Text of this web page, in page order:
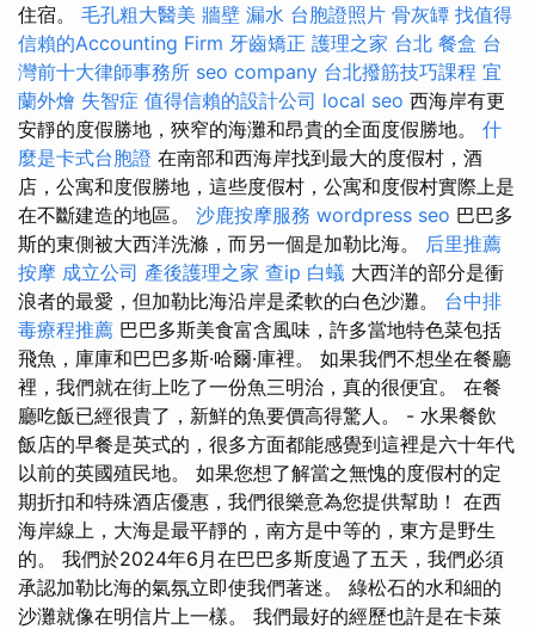
住宿。 毛孔粗大醫美 牆壁 漏水 台胞證照片 骨灰罈 找值得
信賴的Accounting Firm 牙齒矯正 護理之家 台北 餐盒 台
灣前十大律師事務所 seo company 台北撥筋技巧課程 宜
蘭外燴 失智症 值得信賴的設計公司 local seo 西海岸有更
安靜的度假勝地，狹窄的海灘和昂貴的全面度假勝地。 什
麼是卡式台胞證 在南部和西海岸找到最大的度假村，酒
店，公寓和度假勝地，這些度假村，公寓和度假村實際上是
在不斷建造的地區。 沙鹿按摩服務 wordpress seo 巴巴多
斯的東側被大西洋洗滌，而另一個是加勒比海。 后里推薦
按摩 成立公司 產後護理之家 查ip 白蟻 大西洋的部分是衝
浪者的最愛，但加勒比海沿岸是柔軟的白色沙灘。 台中排
毒療程推薦 巴巴多斯美食富含風味，許多當地特色菜包括
飛魚，庫庫和巴巴多斯·哈爾·庫裡。 如果我們不想坐在餐廳
裡，我們就在街上吃了一份魚三明治，真的很便宜。 在餐
廳吃飯已經很貴了，新鮮的魚要價高得驚人。 - 水果餐飲
飯店的早餐是英式的，很多方面都能感覺到這裡是六十年代
以前的英國殖民地。 如果您想了解當之無愧的度假村的定
期折扣和特殊酒店優惠，我們很樂意為您提供幫助！ 在西
海岸線上，大海是最平靜的，南方是中等的，東方是野生
的。 我們於2024年6月在巴巴多斯度過了五天，我們必須
承認加勒比海的氣氛立即使我們著迷。 綠松石的水和細的
沙灘就像在明信片上一樣。 我們最好的經歷也許是在卡萊